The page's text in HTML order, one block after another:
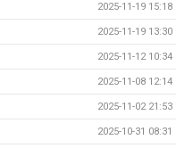
2025-11-19 15:18
2025-11-19 13:30
2025-11-12 10:34
2025-11-08 12:14
2025-11-02 21:53
2025-10-31 08:31